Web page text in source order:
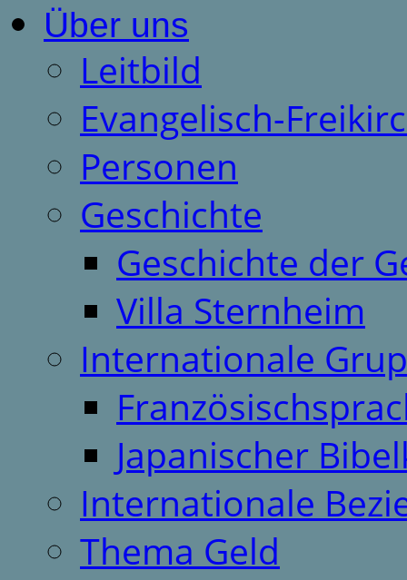
Über uns
Leitbild
Evangelisch-
Personen
Geschichte
Geschichte der
Villa Sternheim
Internationale
Japanischer
Internationale
Thema Geld